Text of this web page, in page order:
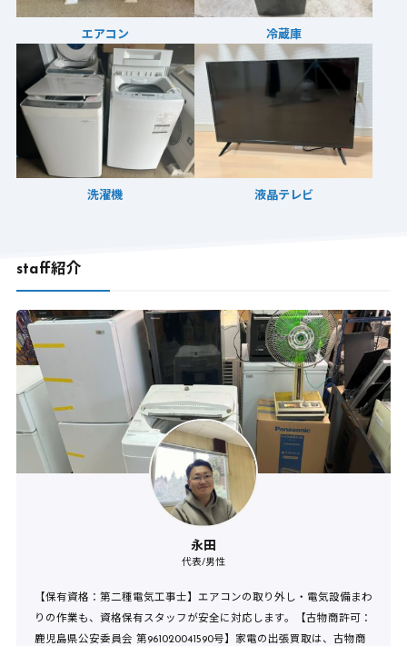
エアコン 冷蔵庫
洗濯機 液晶テレビ
staff紹介
永田
代表/男性
【保有資格：第二種電気工事士】エアコンの取り外し・電気設備まわ
りの作業も、資格保有スタッフが安全に対応します。【古物商許可：
鹿児島県公安委員会 第961020041590号】家電の出張買取は、古物商